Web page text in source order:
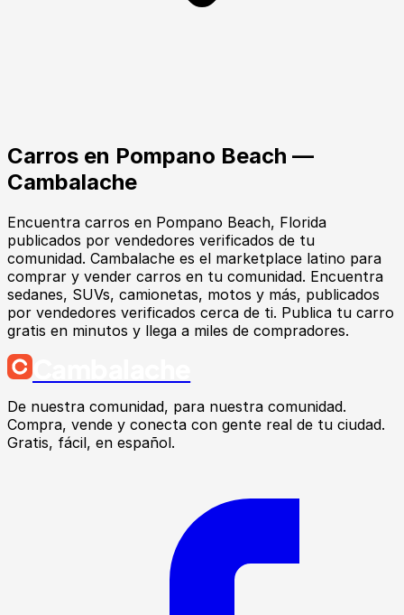
Carros en Pompano Beach —
Cambalache
Encuentra carros en Pompano Beach, Florida
publicados por vendedores verificados de tu
comunidad. Cambalache es el marketplace latino para
comprar y vender carros en tu comunidad. Encuentra
sedanes, SUVs, camionetas, motos y más, publicados
por vendedores verificados cerca de ti. Publica tu carro
gratis en minutos y llega a miles de compradores.
De nuestra comunidad, para nuestra comunidad.
Compra, vende y conecta con gente real de tu ciudad.
Gratis, fácil, en español.